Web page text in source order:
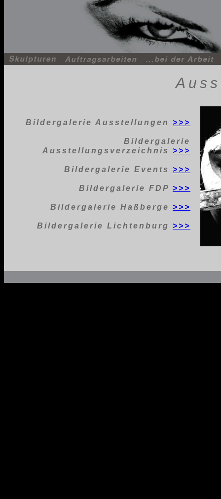
Bildergalerie Ausstellungen >>>
Bildergalerie
Ausstellungsverzeichnis >>>
Bildergalerie Events >>>
Bildergalerie FDP >>>
Bildergalerie Haßberge >>>
Bildergalerie Lichtenburg >>>